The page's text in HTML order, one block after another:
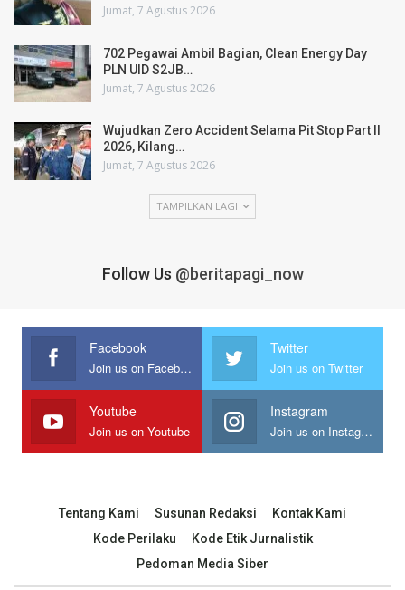
Jumat, 7 Agustus 2026
702 Pegawai Ambil Bagian, Clean Energy Day
PLN UID S2JB…
Jumat, 7 Agustus 2026
Wujudkan Zero Accident Selama Pit Stop Part II
2026, Kilang…
Jumat, 7 Agustus 2026
TAMPILKAN LAGI
Follow Us @beritapagi_now
Facebook
Join us on Facebook
Twitter
Join us on Twitter
Youtube
Join us on Youtube
Instagram
Join us on Instagram
Tentang Kami Susunan Redaksi
Kontak Kami
Kode Perilaku
Kode Etik Jurnalistik
Pedoman Media Siber